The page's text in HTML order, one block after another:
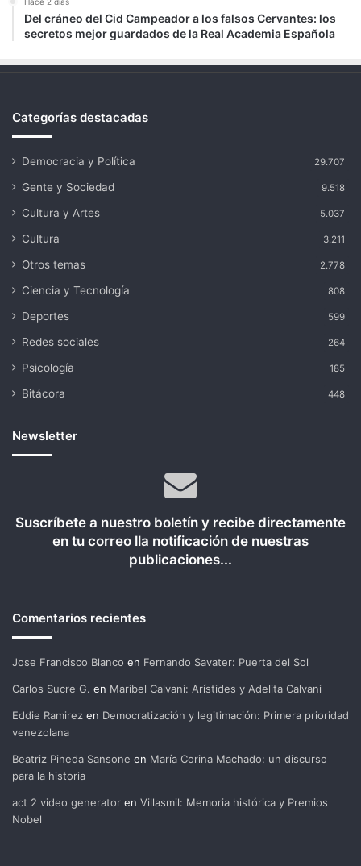
Del cráneo del Cid Campeador a los falsos Cervantes: los
secretos mejor guardados de la Real Academia Española
Categorías destacadas
Democracia y Política 29.707
Gente y Sociedad 9.518
Cultura y Artes 5.037
Cultura 3.211
Otros temas 2.778
Ciencia y Tecnología 808
Deportes 599
Redes sociales 264
Psicología 185
Bitácora 448
Newsletter
Suscríbete a nuestro boletín y recibe directamente
en tu correo lla notificación de nuestras
publicaciones...
Comentarios recientes
Jose Francisco Blanco en Fernando Savater: Puerta del Sol
Carlos Sucre G. en Maribel Calvani: Arístides y Adelita Calvani
Eddie Ramirez en Democratización y legitimación: Primera prioridad
venezolana
Beatriz Pineda Sansone en María Corina Machado: un discurso
para la historia
act 2 video generator en Villasmil: Memoria histórica y Premios
Nobel